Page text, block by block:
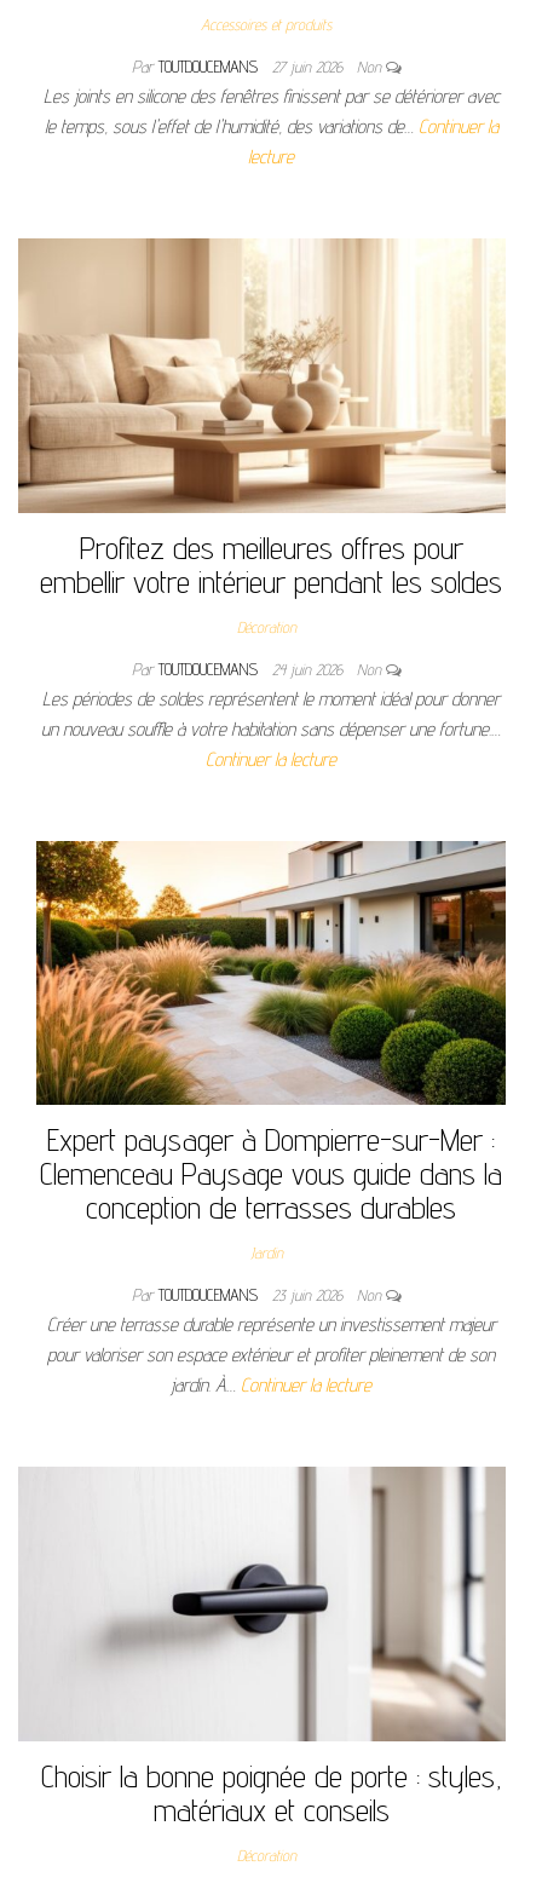
Accessoires et produits
ParTOUTDOUCEMANS 27 juin 2026 Non
Les joints en silicone des fenêtres finissent par se détériorer avec
le temps, sous l'effet de l'humidité, des variations de… Continuer la
lecture
Profitez des meilleures offres pour
embellir votre intérieur pendant les soldes
Décoration
ParTOUTDOUCEMANS 24 juin 2026 Non
Les périodes de soldes représentent le moment idéal pour donner
un nouveau souffle à votre habitation sans dépenser une fortune.…
Continuer la lecture
Expert paysager à Dompierre-sur-Mer :
Clemenceau Paysage vous guide dans la
conception de terrasses durables
Jardin
ParTOUTDOUCEMANS 23 juin 2026 Non
Créer une terrasse durable représente un investissement majeur
pour valoriser son espace extérieur et profiter pleinement de son
jardin. À… Continuer la lecture
Choisir la bonne poignée de porte : styles,
matériaux et conseils
Décoration